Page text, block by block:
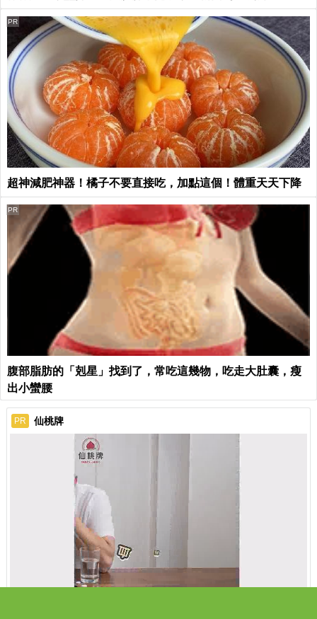
超神減肥神器！橘子不要直接吃，加點這個！體重天天下降
PR
腹部脂肪的「剋星」找到了，常吃這幾物，吃走大肚囊，瘦
出小蠻腰
PR
PR 仙桃牌